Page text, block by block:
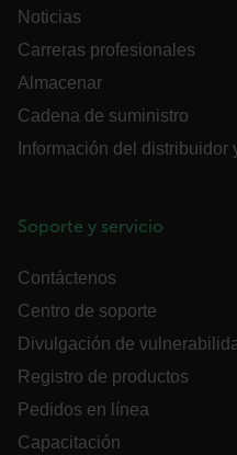
Noticias
Carreras profesionales
Almacenar
Cadena de suministro
Información del distribuidor
Soporte y servicio
Contáctenos
Centro de soporte
Divulgación de
Registro de productos
Pedidos en línea
Capacitación
sf_territory
x-ms-cpim-cache|[-
{1-60}
Language